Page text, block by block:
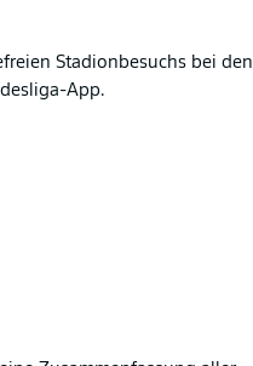
Stadionbesuchs bei den
App.